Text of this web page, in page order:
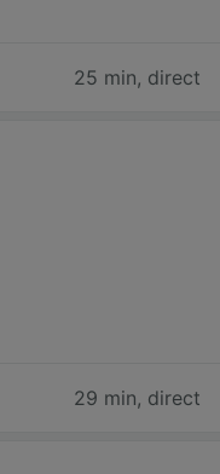
25 min, direct
29 min, direct